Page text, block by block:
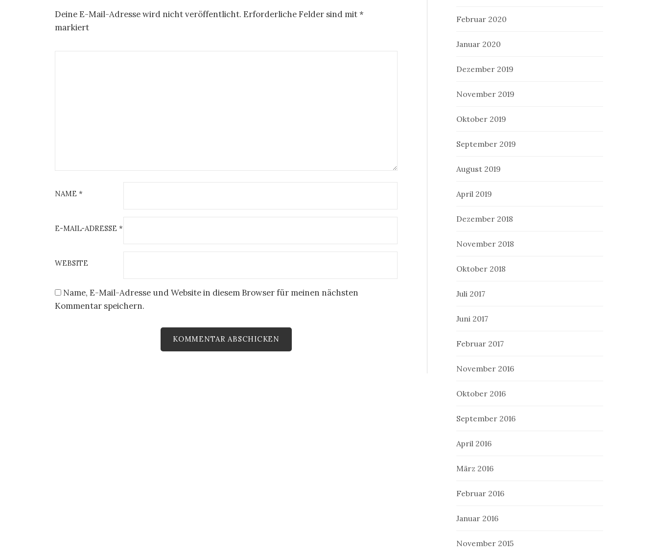
Deine E-Mail-Adresse wird nicht veröffentlicht. Erforderliche Felder sind mit*
markiert
NAME *
E-MAIL-ADRESSE *
WEBSITE
Name, E-Mail-Adresse und Website in diesem Browser für meinen nächsten
Kommentar speichern.
Februar 2020
Januar 2020
Dezember 2019
November 2019
Oktober 2019
September 2019
August 2019
April 2019
Dezember 2018
November 2018
Oktober 2018
Juli 2017
Juni 2017
Februar 2017
November 2016
Oktober 2016
September 2016
April 2016
März 2016
Februar 2016
Januar 2016
November 2015